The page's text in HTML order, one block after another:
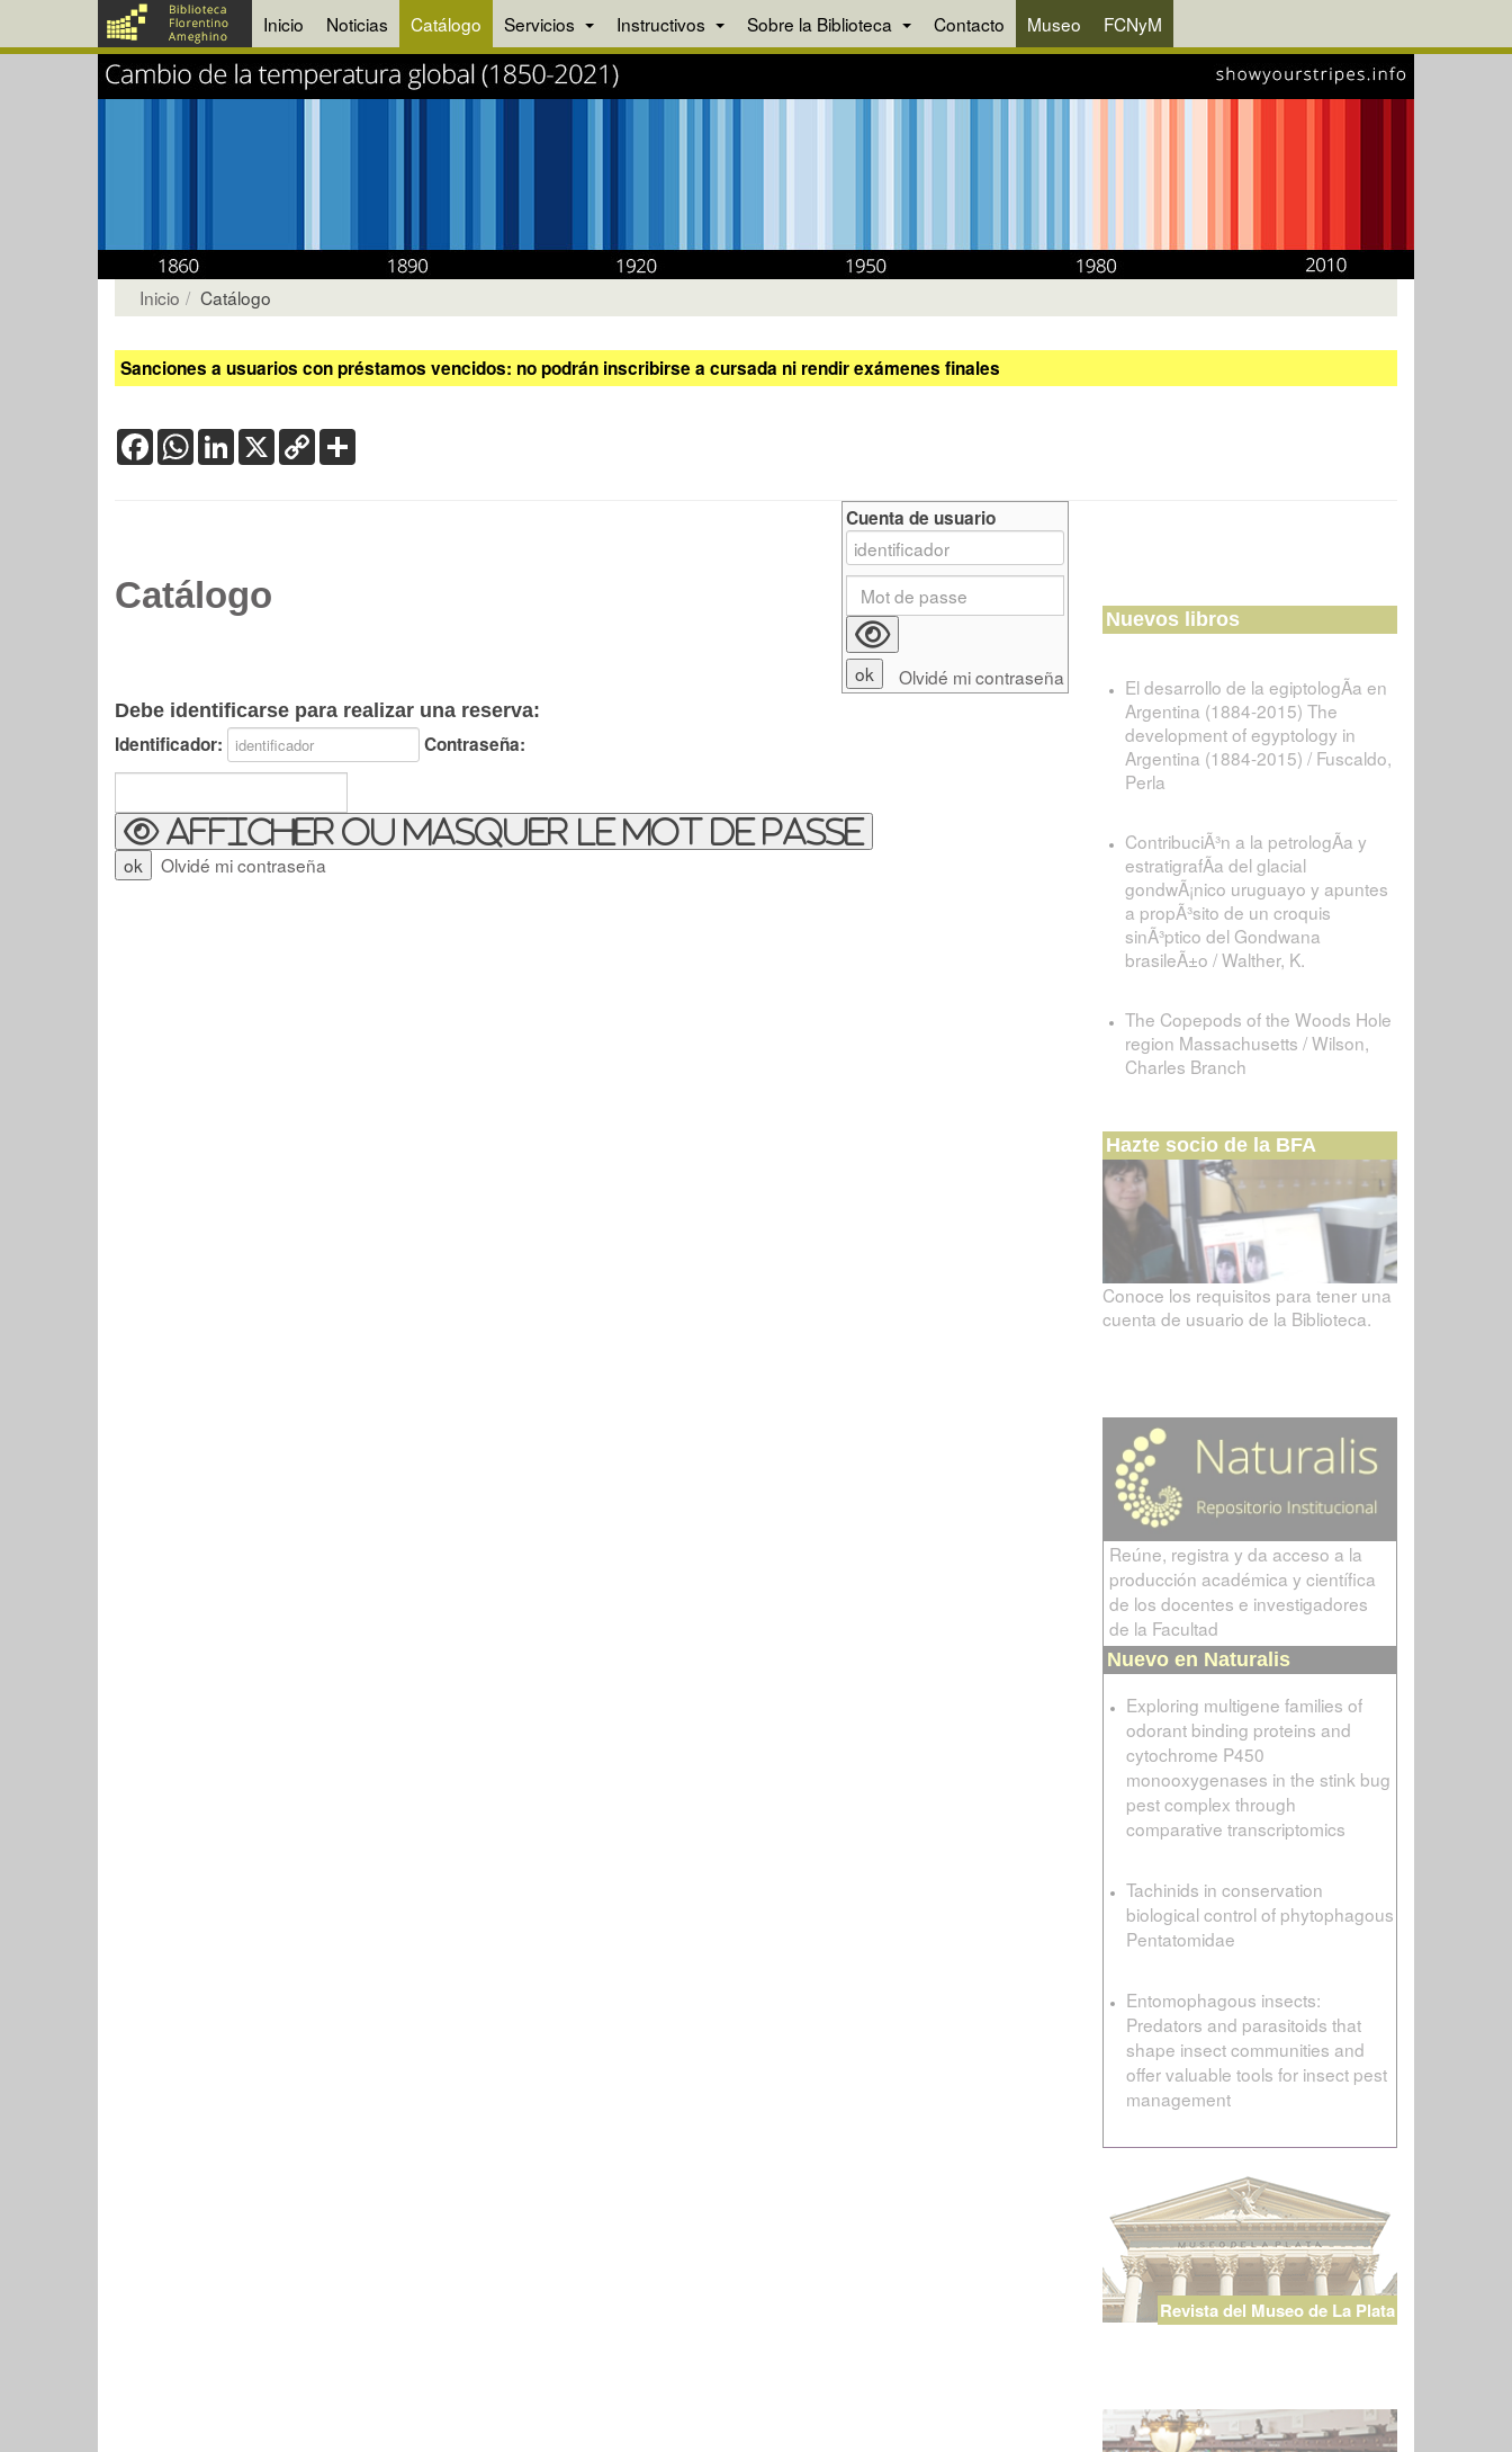
Inicio Noticias Catálogo Servicios Instructivos Sobre la Biblioteca Contacto Museo FCNyM
Inicio Catálogo
Sanciones a usuarios con préstamos vencidos: no podrán inscribirse a cursada ni rendir exámenes finales
FacebookWhatsApp
LinkedIn
X Copy
Link
Catálogo
Debe identificarse para realizar una reserva:
Identificador: Contraseña:
Afficher ou masquer le mot de passe
Olvidé mi contraseña
Cuenta de usuario
Olvidé mi contraseña
Nuevos libros
El desarrollo de la egiptologÃ­a en
Argentina (1884-2015) The
development of egyptology in
Argentina (1884-2015) / Fuscaldo,
Perla
ContribuciÃ³n a la petrologÃ­a y
estratigrafÃ­a del glacial
gondwÃ¡nico uruguayo y apuntes
a propÃ³sito de un croquis
sinÃ³ptico del Gondwana
brasileÃ±o / Walther, K.
The Copepods of the Woods Hole
region Massachusetts / Wilson,
Charles Branch
Hazte socio de la BFA
Conoce los requisitos para tener una
cuenta de usuario de la Biblioteca.
Reúne, registra y da acceso a la
producción académica y científica
de los docentes e investigadores
de la Facultad
Nuevo en Naturalis
Exploring multigene families of
odorant binding proteins and
cytochrome P450
monooxygenases in the stink bug
pest complex through
comparative transcriptomics
Tachinids in conservation
biological control of phytophagous
Pentatomidae
Entomophagous insects:
Predators and parasitoids that
shape insect communities and
offer valuable tools for insect pest
management
Revista del Museo de La Plata